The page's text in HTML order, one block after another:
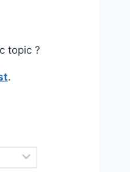
topic ?
.